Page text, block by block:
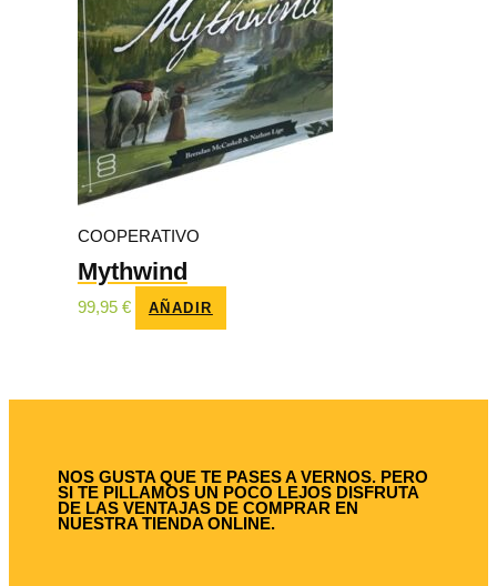
COOPERATIVO
Mythwind
99,95 € AÑADIR
NOS GUSTA QUE TE PASES A VERNOS. PERO
SI TE PILLAMOS UN POCO LEJOS DISFRUTA
DE LAS VENTAJAS DE COMPRAR EN
NUESTRA TIENDA ONLINE.